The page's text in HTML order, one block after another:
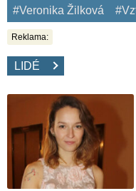
#Veronika Žilková
Reklama:
LIDÉ